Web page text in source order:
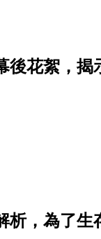
後花絮，揭
析，為了生